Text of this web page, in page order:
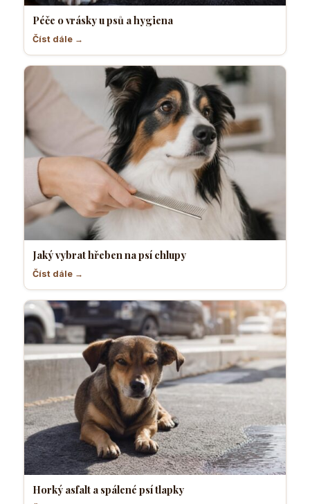
Péče o vrásky u psů a hygiena
Číst dále →
Jaký vybrat hřeben na psí chlupy
Číst dále →
Horký asfalt a spálené psí tlapky